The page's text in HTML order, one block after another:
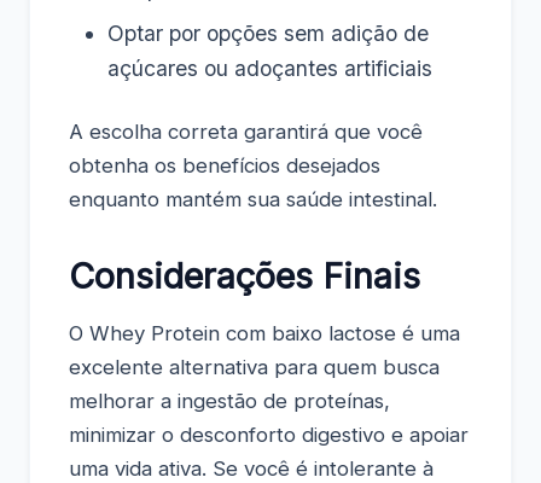
Optar por opções sem adição de
açúcares ou adoçantes artificiais
A escolha correta garantirá que você
obtenha os benefícios desejados
enquanto mantém sua saúde intestinal.
Considerações Finais
O Whey Protein com baixo lactose é uma
excelente alternativa para quem busca
melhorar a ingestão de proteínas,
minimizar o desconforto digestivo e apoiar
uma vida ativa. Se você é intolerante à